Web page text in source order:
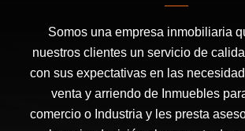
Somos una empresa inmobiliaria
nuestros clientes un servicio de
con sus expectativas en las
venta y arriendo de Inmuebles
comercio o Industria y les presta